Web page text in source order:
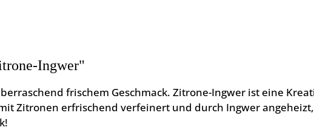
Ingwer"
frischem Geschmack. Zitrone-Ingwer ist eine
Zitronen erfrischend verfeinert und durch Ingwer